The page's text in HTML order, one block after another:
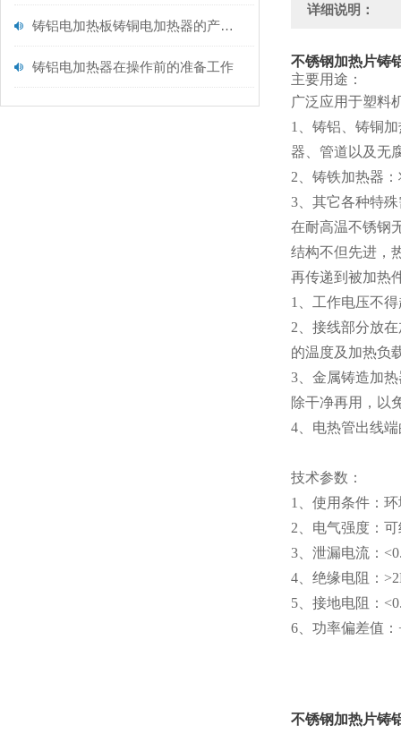
铸铝电加热板铸铜电加热器的产品功能及产品用途
铸铝电加热器在操作前的准备工作
详细说明：
不锈钢加热片铸
主要用途：
广泛应用于塑料
1、铸铝、铸铜
器、管道以及无
2、铸铁加热器
3、其它各种特
在耐高温不锈钢
结构不但先进，
再传递到被加热
1、工作电压不
2、接线部分放
的温度及加热负
3、金属铸造加
除干净再用，以
4、电热管出线
技术参数：
1、使用条件：
2、电气强度：
3、泄漏电流：
4、绝缘电阻：
5、接地电阻：
6、功率偏差值：
不锈钢加热片铸